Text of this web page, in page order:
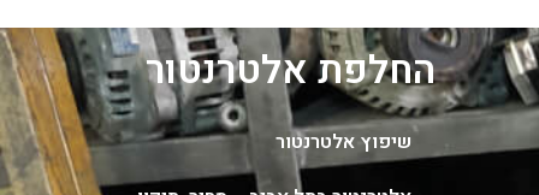
החלפת אלטרנטור
שיפוץ אלטרנטור